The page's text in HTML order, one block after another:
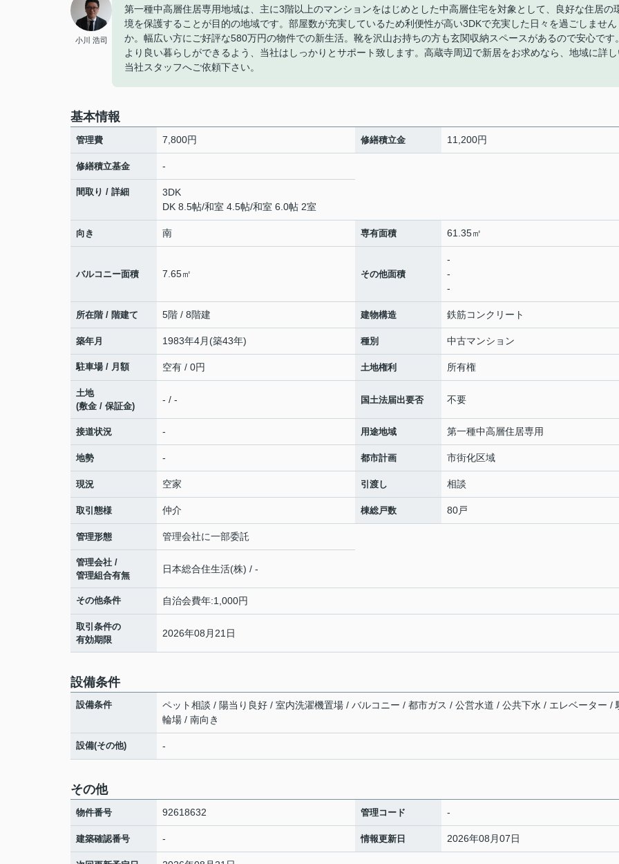
小川 浩司
第一種中高層住居専用地域は、主に3階以上のマンションをはじめとした中高層住宅を対象として、良好な住居の
境を保護することが目的の地域です。部屋数が充実しているため利便性が高い3DKで充実した日々を過ごしません
か。幅広い方にご好評な580万円の物件での新生活。靴を沢山お持ちの方も玄関収納スペースがあるので安心です
より良い暮らしができるよう、当社はしっかりとサポート致します。高蔵寺周辺で新居をお求めなら、地域に詳
当社スタッフへご依頼下さい。
基本情報
管理費 7,800円 修繕積立金 11,200円
修繕積立基金 -
間取り / 詳細
3DK
DK 8.5帖/和室 4.5帖/和室 6.0帖 2室
向き 南 専有面積 61.35㎡
バルコニー面積 7.65㎡ その他面積
-
-
-
所在階 / 階建て 5階 / 8階建 建物構造 鉄筋コンクリート
築年月 1983年4月(築43年) 種別 中古マンション
駐車場 / 月額 空有 / 0円 土地権利 所有権
土地
(敷金 / 保証金)
- / - 国土法届出要否 不要
接道状況 - 用途地域 第一種中高層住居専用
地勢 - 都市計画 市街化区域
現況 空家 引渡し 相談
取引態様 仲介 棟総戸数 80戸
管理形態 管理会社に一部委託
管理会社 /
管理組合有無
日本総合住生活(株) / -
その他条件 自治会費年:1,000円
取引条件の
有効期限
2026年08月21日
設備条件
設備条件
ペット相談 / 陽当り良好 / 室内洗濯機置場 / バルコニー / 都市ガス / 公営水道 / 公共下水 / エレベーター /
輪場 / 南向き
設備(その他) -
その他
物件番号 92618632 管理コード -
建築確認番号 - 情報更新日 2026年08月07日